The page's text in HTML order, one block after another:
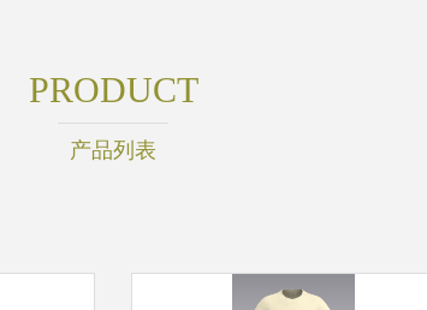
PRODUCT
产品列表